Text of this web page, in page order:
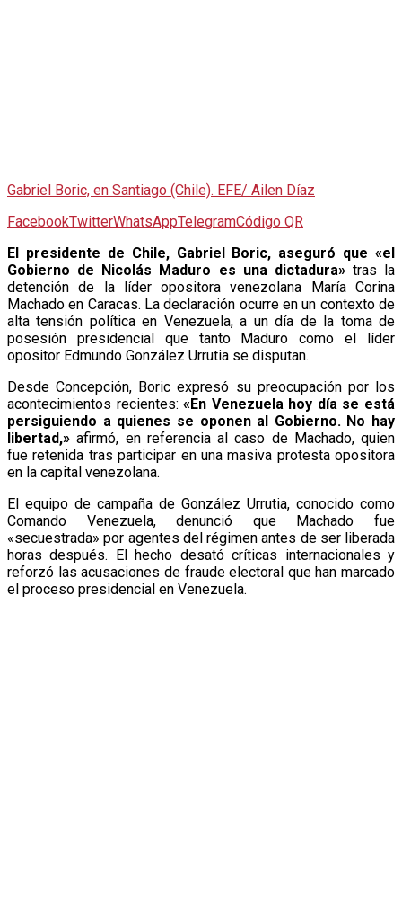
Gabriel Boric, en Santiago (Chile). EFE/ Ailen Díaz
FacebookTwitterWhatsAppTelegramCódigo QR
El presidente de Chile, Gabriel Boric, aseguró que «el
Gobierno de Nicolás Maduro es una dictadura»tras la
detención de la líder opositora venezolana María Corina
Machado en Caracas. La declaración ocurre en un contexto de
alta tensión política en Venezuela, a un día de la toma de
posesión presidencial que tanto Maduro como el líder
opositor Edmundo González Urrutia se disputan.
Desde Concepción, Boric expresó su preocupación por los
acontecimientos recientes:«En Venezuela hoy día se está
persiguiendo a quienes se oponen al Gobierno. No hay
libertad,» afirmó, en referencia al caso de Machado, quien
fue retenida tras participar en una masiva protesta opositora
en la capital venezolana.
El equipo de campaña de González Urrutia, conocido como
Comando Venezuela, denunció que Machado fue
«secuestrada» por agentes del régimen antes de ser liberada
horas después. El hecho desató críticas internacionales y
reforzó las acusaciones de fraude electoral que han marcado
el proceso presidencial en Venezuela.